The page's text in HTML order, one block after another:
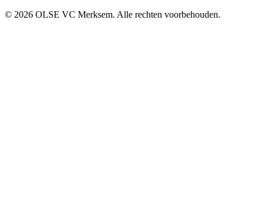
© 2026 OLSE VC Merksem. Alle rechten voorbehouden.